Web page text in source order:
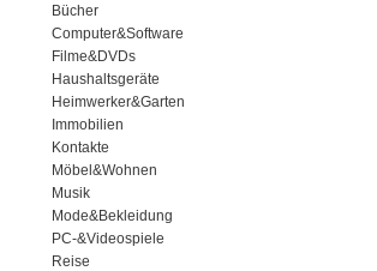
Bücher
Computer&Software
Filme&DVDs
Haushaltsgeräte
Heimwerker&Garten
Immobilien
Kontakte
Möbel&Wohnen
Musik
Mode&Bekleidung
PC-&Videospiele
Reise